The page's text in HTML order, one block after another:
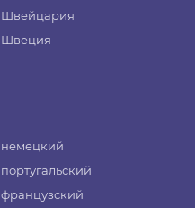
Швейцария
Швеция
немецкий
португальский
французский